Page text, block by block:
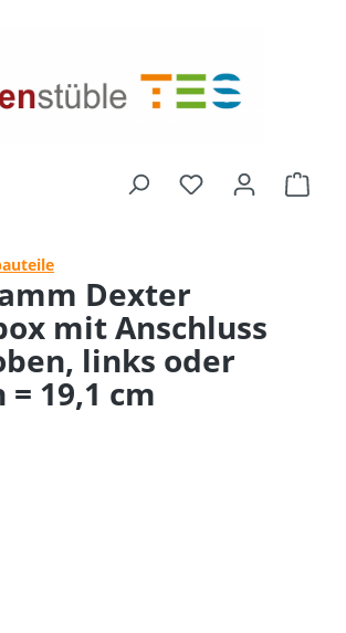
Dexter
mit Anschluss
links oder
19,1 cm